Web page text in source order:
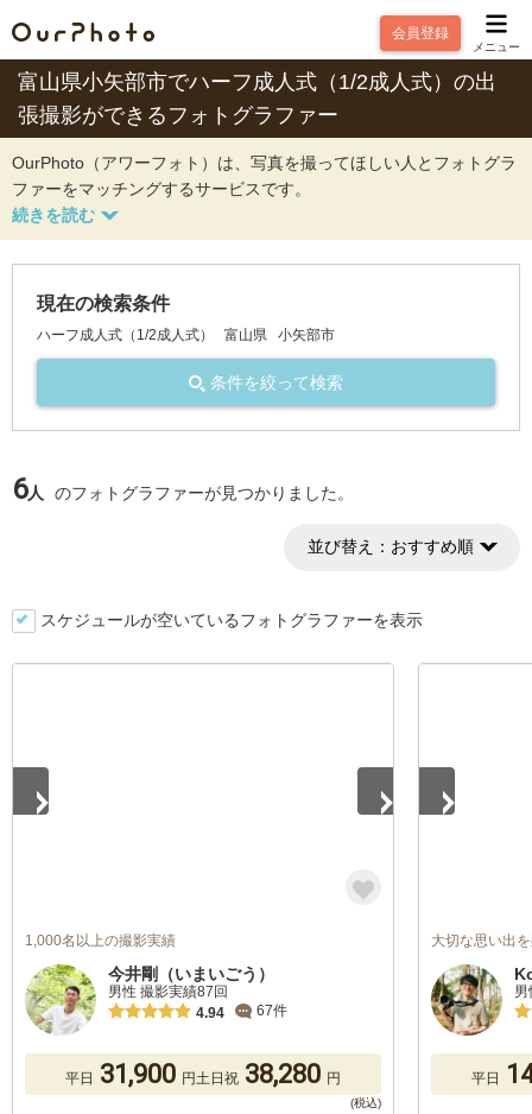
会員登録
メニュー
富山県小矢部市でハーフ成人式（1/2成人式）の出
張撮影ができるフォトグラファー
OurPhoto（アワーフォト）は、写真を撮ってほしい人とフォトグラ
ファーをマッチングするサービスです。
現在の検索条件
ハーフ成人式（1/2成人式） 富山県 小矢部市
条件を絞って検索
6人 のフォトグラファーが見つかりました。
並び替え： おすすめ順
スケジュールが空いているフォトグラファーを表示
1,000名以上の撮影実績
今井剛（いまいごう）
男性 撮影実績87回
4.94
67件
平日 31,900 円土日祝 38,280 円
大切な思い出
平日